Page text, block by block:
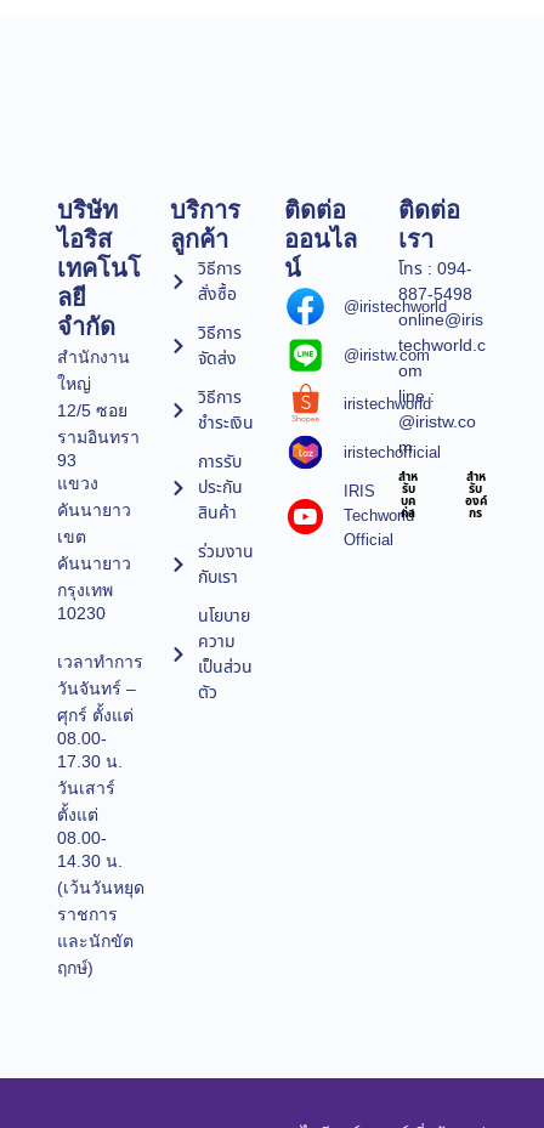
บริษัท
ไอริส
เทคโนโ
ลยี
จำกัด
สำนักงาน
ใหญ่
12/5 ซอย
รามอินทรา
93
แขวง
คันนายาว
เขต
คันนายาว
กรุงเทพ
10230
เวลาทำการ
วันจันทร์ –
ศุกร์ ตั้งแต่
08.00-
17.30 น.
วันเสาร์
ตั้งแต่
08.00-
14.30 น.
(เว้นวันหยุด
ราชการ
และนักขัต
ฤกษ์)
บริการ
ลูกค้า
วิธีการ
สั่งซื้อ
วิธีการ
จัดส่ง
วิธีการ
ชำระเงิน
การรับ
ประกัน
สินค้า
ร่วมงาน
กับเรา
นโยบาย
ความ
เป็นส่วน
ตัว
ติดต่อ
ออนไล
น์
@iristechworld
@iristw.com
iristechworld
iristechofficial
IRIS
Techworld
Official
ติดต่อ
เรา
โทร : 094-
887-5498
online@iris
techworld.c
om
line :
@iristw.co
m
สำห
รับ
บุค
คล
สำห
รับ
องค์
กร